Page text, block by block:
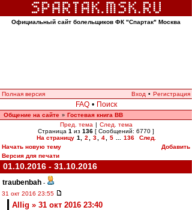
Официальный сайт болельщиков ФК "Спартак" Москва
Полная версия Вход • Регистрация
FAQ • Поиск
Общение на сайте » Гостевая книга ВВ
Пред. тема | След. тема
Страница 1 из 136 [ Сообщений: 6770 ]
На страницу 1 2 3 4 5 136
След.
Начать новую тему
Добавить
Версия для печати
01.10.2016 - 31.10.2016
traubenbah -
31 окт 2016 23:55
Allig » 31 окт 2016 23:40